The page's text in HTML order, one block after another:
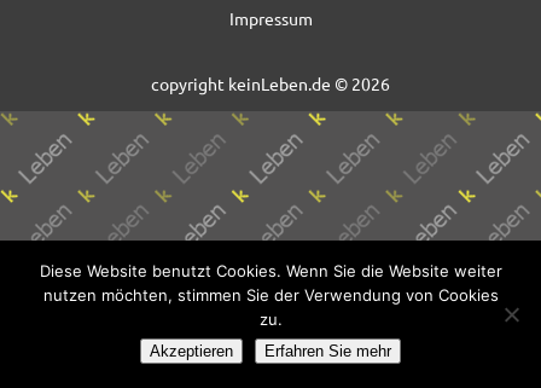
Impressum
copyright keinLeben.de © 2026
Diese Website benutzt Cookies. Wenn Sie die Website weiter
nutzen möchten, stimmen Sie der Verwendung von Cookies
zu.
Akzeptieren Erfahren Sie mehr